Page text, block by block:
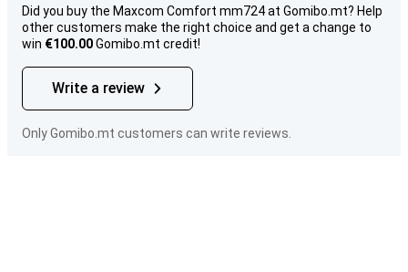
Did you buy the Maxcom Comfort mm724 at Gomibo.mt? Help
other customers make the right choice and get a change to
win €100.00Gomibo.mt credit!
Write a review
Only Gomibo.mt customers can write reviews.